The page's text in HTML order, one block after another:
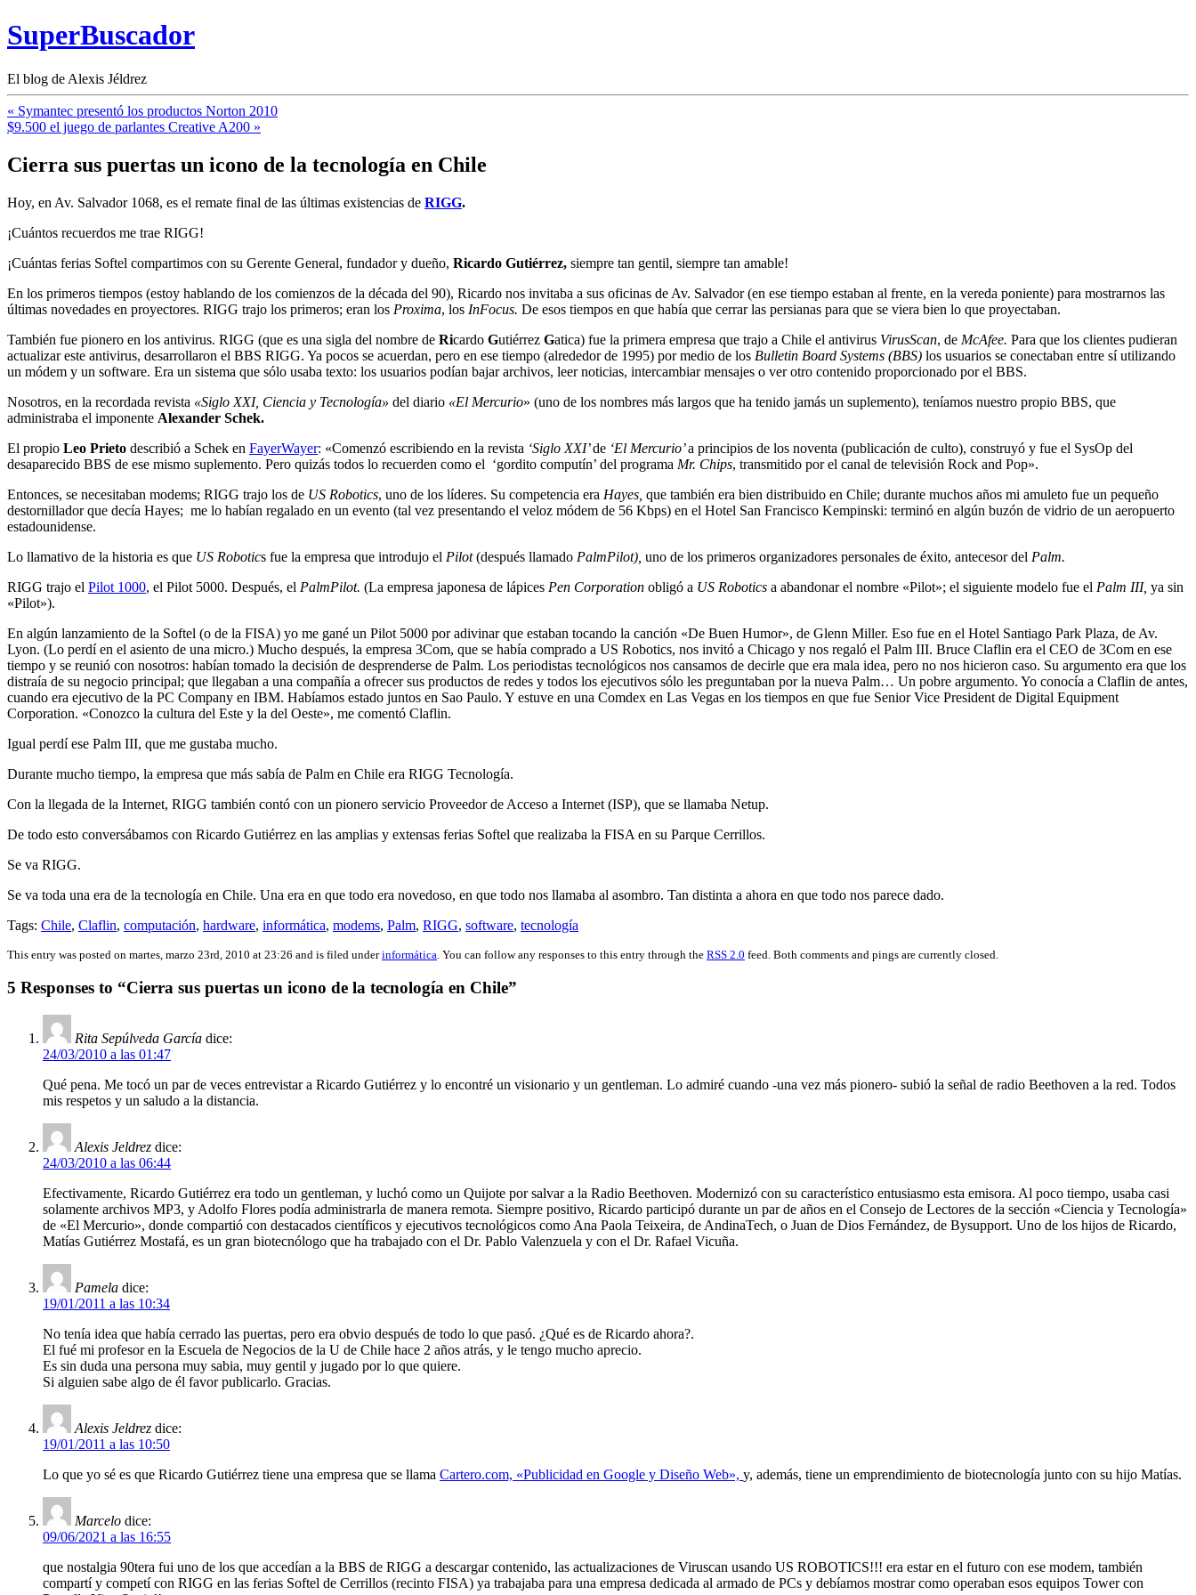
SuperBuscador
El blog de Alexis Jéldrez
« Symantec presentó los productos Norton 2010
$9.500 el juego de parlantes Creative A200 »
Cierra sus puertas un icono de la tecnología en Chile
Hoy, en Av. Salvador 1068, es el remate final de las últimas existencias de RIGG.
¡Cuántos recuerdos me trae RIGG!
¡Cuántas ferias Softel compartimos con su Gerente General, fundador y dueño, Ricardo Gutiérrez, siempre tan gentil, siempre tan amable!
En los primeros tiempos (estoy hablando de los comienzos de la década del 90), Ricardo nos invitaba a sus oficinas de Av. Salvador (en ese tiempo estaban al frente, en la vereda poniente) para mostrarnos las
últimas novedades en proyectores. RIGG trajo los primeros; eran los Proxima, los InFocus. De esos tiempos en que había que cerrar las persianas para que se viera bien lo que proyectaban.
También fue pionero en los antivirus. RIGG (que es una sigla del nombre de Ricardo Gutiérrez Gatica) fue la primera empresa que trajo a Chile el antivirus VirusScan, de McAfee. Para que los clientes pudieran
actualizar este antivirus, desarrollaron el BBS RIGG. Ya pocos se acuerdan, pero en ese tiempo (alrededor de 1995) por medio de los Bulletin Board Systems (BBS) los usuarios se conectaban entre sí utilizando
un módem y un software. Era un sistema que sólo usaba texto: los usuarios podían bajar archivos, leer noticias, intercambiar mensajes o ver otro contenido proporcionado por el BBS.
Nosotros, en la recordada revista «Siglo XXI, Ciencia y Tecnología» del diario «El Mercurio» (uno de los nombres más largos que ha tenido jamás un suplemento), teníamos nuestro propio BBS, que
administraba el imponente Alexander Schek.
El propio Leo Prieto describió a Schek en FayerWayer: «Comenzó escribiendo en la revista ‘Siglo XXI’de ‘El Mercurio’a principios de los noventa (publicación de culto), construyó y fue el SysOp del
desaparecido BBS de ese mismo suplemento. Pero quizás todos lo recuerden como el ‘gordito computín’ del programa Mr. Chips, transmitido por el canal de televisión Rock and Pop».
Entonces, se necesitaban modems; RIGG trajo los de US Robotics, uno de los líderes. Su competencia era Hayes, que también era bien distribuido en Chile; durante muchos años mi amuleto fue un pequeño
destornillador que decía Hayes; me lo habían regalado en un evento (tal vez presentando el veloz módem de 56 Kbps) en el Hotel San Francisco Kempinski: terminó en algún buzón de vidrio de un aeropuerto
estadounidense.
Lo llamativo de la historia es que US Robotics fue la empresa que introdujo el Pilot(después llamado PalmPilot), uno de los primeros organizadores personales de éxito, antecesor del Palm.
RIGG trajo el Pilot 1000, el Pilot 5000. Después, el PalmPilot. (La empresa japonesa de lápices Pen Corporation obligó a US Robotics a abandonar el nombre «Pilot»; el siguiente modelo fue el Palm III, ya sin
«Pilot»).
En algún lanzamiento de la Softel (o de la FISA) yo me gané un Pilot 5000 por adivinar que estaban tocando la canción «De Buen Humor», de Glenn Miller. Eso fue en el Hotel Santiago Park Plaza, de Av.
Lyon. (Lo perdí en el asiento de una micro.) Mucho después, la empresa 3Com, que se había comprado a US Robotics, nos invitó a Chicago y nos regaló el Palm III. Bruce Claflin era el CEO de 3Com en ese
tiempo y se reunió con nosotros: habían tomado la decisión de desprenderse de Palm. Los periodistas tecnológicos nos cansamos de decirle que era mala idea, pero no nos hicieron caso. Su argumento era que los
distraía de su negocio principal; que llegaban a una compañía a ofrecer sus productos de redes y todos los ejecutivos sólo les preguntaban por la nueva Palm… Un pobre argumento. Yo conocía a Claflin de antes,
cuando era ejecutivo de la PC Company en IBM. Habíamos estado juntos en Sao Paulo. Y estuve en una Comdex en Las Vegas en los tiempos en que fue Senior Vice President de Digital Equipment
Corporation. «Conozco la cultura del Este y la del Oeste», me comentó Claflin.
Igual perdí ese Palm III, que me gustaba mucho.
Durante mucho tiempo, la empresa que más sabía de Palm en Chile era RIGG Tecnología.
Con la llegada de la Internet, RIGG también contó con un pionero servicio Proveedor de Acceso a Internet (ISP), que se llamaba Netup.
De todo esto conversábamos con Ricardo Gutiérrez en las amplias y extensas ferias Softel que realizaba la FISA en su Parque Cerrillos.
Se va RIGG.
Se va toda una era de la tecnología en Chile. Una era en que todo era novedoso, en que todo nos llamaba al asombro. Tan distinta a ahora en que todo nos parece dado.
Tags: Chile, Claflin, computación, hardware, informática, modems, Palm, RIGG, software, tecnología
This entry was posted on martes, marzo 23rd, 2010 at 23:26 and is filed underinformática . You can follow any responses to this entry through the RSS 2.0 feed. Both comments and pings are currently closed.
5 Responses to “Cierra sus puertas un icono de la tecnología en Chile”
Rita Sepúlveda García dice:
24/03/2010 a las 01:47
Qué pena. Me tocó un par de veces entrevistar a Ricardo Gutiérrez y lo encontré un visionario y un gentleman. Lo admiré cuando -una vez más pionero- subió la señal de radio Beethoven a la red. Todos
mis respetos y un saludo a la distancia.
Alexis Jeldrez dice:
24/03/2010 a las 06:44
Efectivamente, Ricardo Gutiérrez era todo un gentleman, y luchó como un Quijote por salvar a la Radio Beethoven. Modernizó con su característico entusiasmo esta emisora. Al poco tiempo, usaba casi
solamente archivos MP3, y Adolfo Flores podía administrarla de manera remota. Siempre positivo, Ricardo participó durante un par de años en el Consejo de Lectores de la sección «Ciencia y Tecnología»
de «El Mercurio», donde compartió con destacados científicos y ejecutivos tecnológicos como Ana Paola Teixeira, de AndinaTech, o Juan de Dios Fernández, de Bysupport. Uno de los hijos de Ricardo,
Matías Gutiérrez Mostafá, es un gran biotecnólogo que ha trabajado con el Dr. Pablo Valenzuela y con el Dr. Rafael Vicuña.
Pamela dice:
19/01/2011 a las 10:34
No tenía idea que había cerrado las puertas, pero era obvio después de todo lo que pasó. ¿Qué es de Ricardo ahora?.
El fué mi profesor en la Escuela de Negocios de la U de Chile hace 2 años atrás, y le tengo mucho aprecio.
Es sin duda una persona muy sabia, muy gentil y jugado por lo que quiere.
Si alguien sabe algo de él favor publicarlo. Gracias.
Alexis Jeldrez dice:
19/01/2011 a las 10:50
Lo que yo sé es que Ricardo Gutiérrez tiene una empresa que se llama Cartero.com, «Publicidad en Google y Diseño Web», y, además, tiene un emprendimiento de biotecnología junto con su hijo Matías.
Marcelo dice:
09/06/2021 a las 16:55
que nostalgia 90tera fui uno de los que accedían a la BBS de RIGG a descargar contenido, las actualizaciones de Viruscan usando US ROBOTICS!!! era estar en el futuro con ese modem, también
compartí y competí con RIGG en las ferias Softel de Cerrillos (recinto FISA) ya trabajaba para una empresa dedicada al armado de PCs y debíamos mostrar como operaban esos equipos Tower con